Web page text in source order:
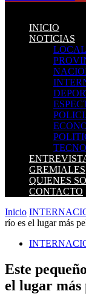
INICIO
NOTICIAS
GREMIALES
QUIENES
CONTACTO
Inicio
río es el lugar más
Este
el lugar